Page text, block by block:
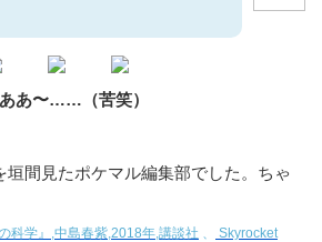
ああ〜……（苦笑）
垣間見たポケマル編集部でした。ちゃ
の科学』,中島春紫,2018年,講談社 、
Skyrocket